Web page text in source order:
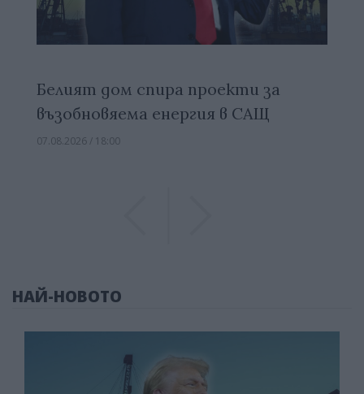
Белият дом спира проекти за
възобновяема енергия в САЩ
07.08.2026 / 18:00
НАЙ-НОВОТО